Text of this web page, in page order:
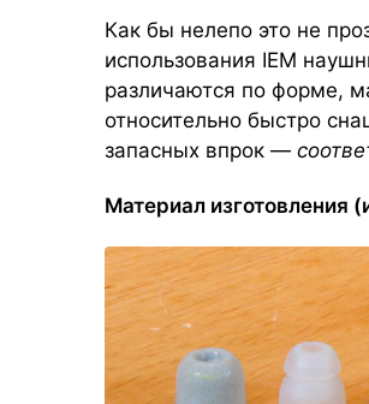
Как бы нелепо это не
использования IEM
различаются по форме,
относительно быстро
запасных впрок —
Материал изготовления